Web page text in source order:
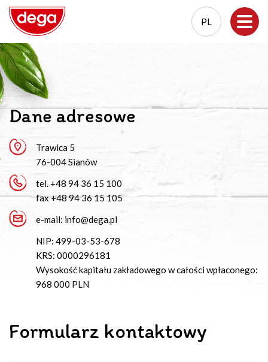
PL
PL
EN
Dane adresowe
Trawica 5
76-004 Sianów
tel. +48 94 36 15 100
fax +48 94 36 15 105
e-mail: info@dega.pl
NIP: 499-03-53-678
KRS: 0000296181
Wysokość kapitału zakładowego w całości wpłaconego:
968 000 PLN
Formularz kontaktowy